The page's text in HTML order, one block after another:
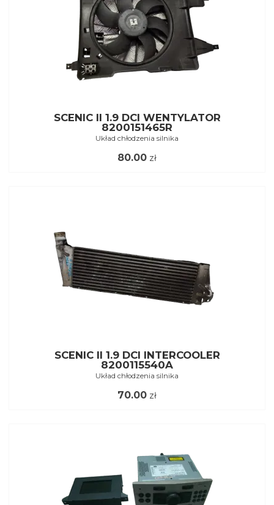
SCENIC II 1.9 DCI WENTYLATOR
8200151465R
Układ chłodzenia silnika
80.00 zł
SCENIC II 1.9 DCI INTERCOOLER
8200115540A
Układ chłodzenia silnika
70.00 zł